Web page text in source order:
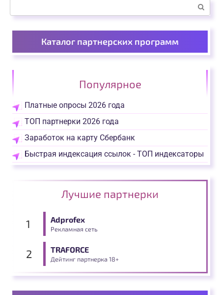
Поиск:
Каталог партнерских программ
Популярное
Платные опросы 2026 года
ТОП партнерки 2026 года
Заработок на карту Сбербанк
Быстрая индексация ссылок - ТОП индексаторы
Лучшие партнерки
Adprofex
Рекламная сеть
TRAFORCE
Дейтинг партнерка 18+